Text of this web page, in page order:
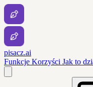
pisacz.ai
Funkcje Korzyści Jak to